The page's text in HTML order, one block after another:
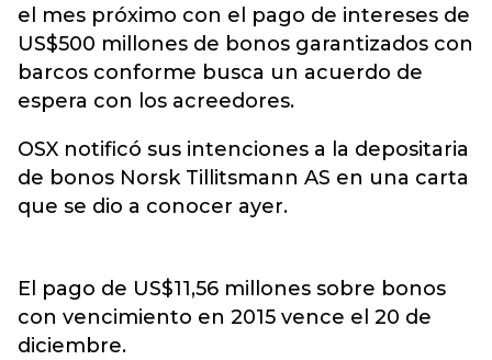
el mes próximo con el pago de intereses de
US$500 millones de bonos garantizados con
barcos conforme busca un acuerdo de
espera con los acreedores.
OSX notificó sus intenciones a la depositaria
de bonos Norsk Tillitsmann AS en una carta
que se dio a conocer ayer.
El pago de US$11,56 millones sobre bonos
con vencimiento en 2015 vence el 20 de
diciembre.